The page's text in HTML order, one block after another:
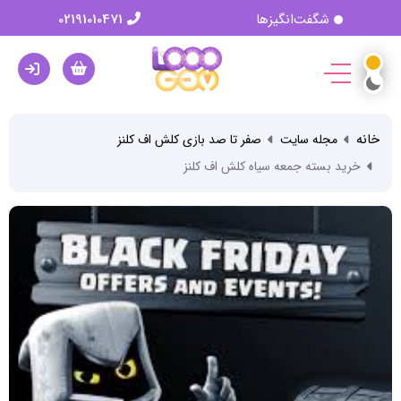
شگفت‌انگیزها
خانه مجله سایت
صفر تا صد بازی کلش اف کلنز
خرید بسته جمعه سیاه کلش اف کلنز